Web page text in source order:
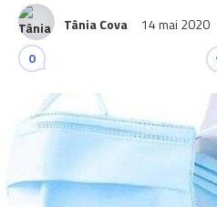
Tânia Cova 14 mai 2020
0